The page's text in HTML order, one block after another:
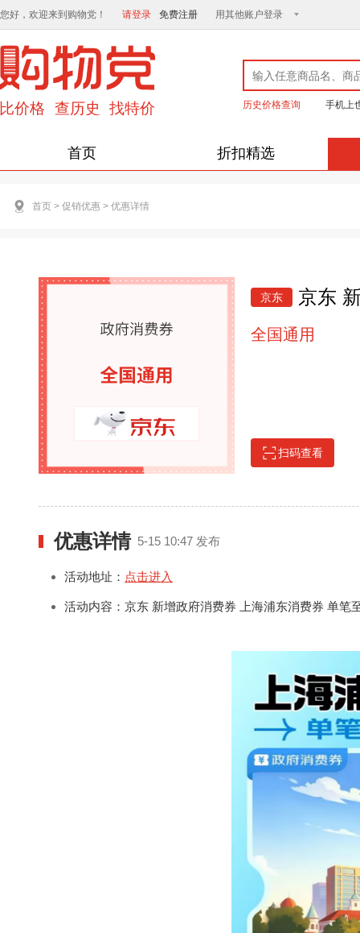
您好，欢迎来到购物党！ 请登录 免费注册 用其他账户登录
历史价格查询 手机上
首页 折扣精选
首页 > 促销优惠 > 优惠详情
京东 京东
全国通用
扫码查看
优惠详情 5-15 10:47 发布
活动地址： 点击进入
活动内容：京东 新增政府消费券 上海浦东消费券 单笔